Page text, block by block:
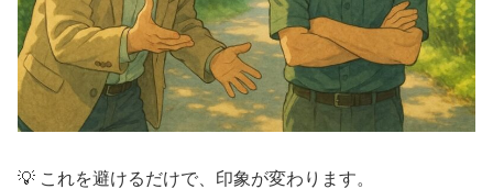
💡 これを避けるだけで、印象が変わります。